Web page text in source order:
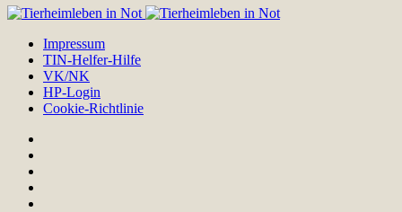
Impressum
TIN-Helfer-Hilfe
VK/NK
HP-Login
Cookie-Richtlinie